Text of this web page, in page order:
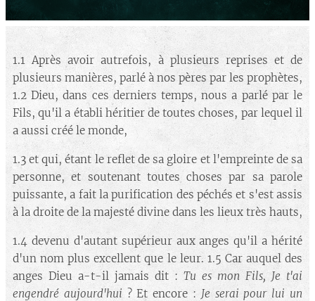
1.1 Après avoir autrefois, à plusieurs reprises et de
plusieurs manières, parlé à nos pères par les prophètes,
1.2 Dieu, dans ces derniers temps, nous a parlé par le
Fils, qu'il a établi héritier de toutes choses, par lequel il
a aussi créé le monde,
1.3 et qui, étant le reflet de sa gloire et l'empreinte de sa
personne, et soutenant toutes choses par sa parole
puissante, a fait la purification des péchés et s'est assis
à la droite de la majesté divine dans les lieux très hauts,
1.4 devenu d'autant supérieur aux anges qu'il a hérité
d'un nom plus excellent que le leur. 1.5 Car auquel des
anges Dieu a-t-il jamais dit : Tu es mon Fils, Je t'ai
engendré aujourd'hui? Et encore : Je serai pour lui un